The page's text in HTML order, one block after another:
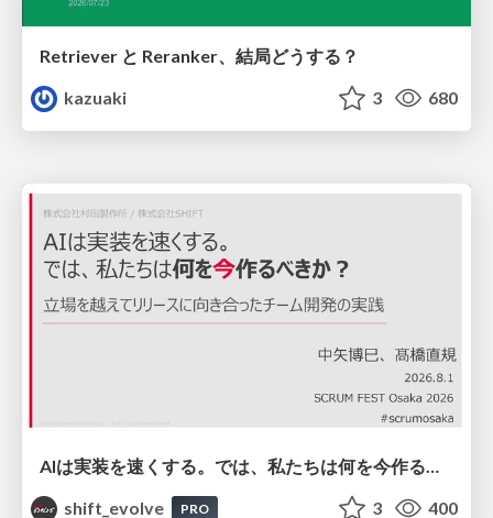
Retriever と Reranker、結局どうする？
kazuaki
3 680
shift_evolve
PRO 3 400